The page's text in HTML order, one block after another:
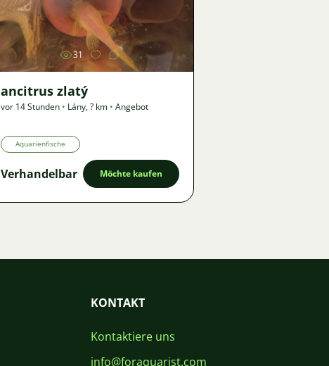
Bild
31
ancitrus zlatý
vor 14 Stunden • Lány,? km • Angebot
Aquarienfische
Verhandelbar Möchte kaufen
KONTAKT
Kontaktiere uns
info@foraquarist.com